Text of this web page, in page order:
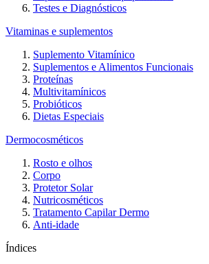
Testes e Diagnósticos
Vitaminas e suplementos
Suplemento Vitamínico
Suplementos e Alimentos Funcionais
Proteínas
Multivitamínicos
Probióticos
Dietas Especiais
Dermocosméticos
Rosto e olhos
Corpo
Protetor Solar
Nutricosméticos
Tratamento Capilar Dermo
Anti-idade
Índices